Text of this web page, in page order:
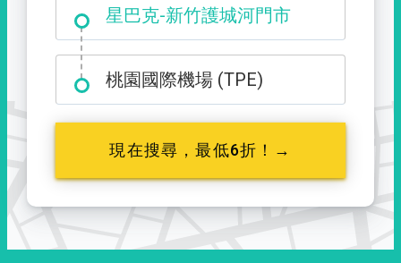
大霸尖山登山口
桃園國際機場 (TPE)
現在搜尋，最低6折！→